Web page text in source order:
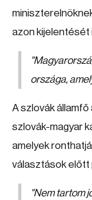
azon kijelentését
országa,
A szlovák
szlovák-magyar
amelyek
választások előtt
"Nem tartom